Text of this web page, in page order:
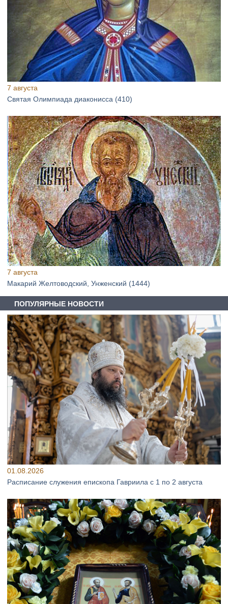
7 августа
Святая Олимпиада диаконисса (410)
7 августа
Макарий Желтоводский, Унженский (1444)
ПОПУЛЯРНЫЕ НОВОСТИ
01.08.2026
Расписание служения епископа Гавриила с 1 по 2 августа